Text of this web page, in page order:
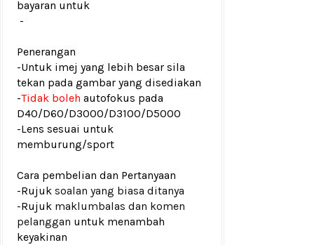
bayaran untuk
-
Penerangan
-Untuk imej yang lebih besar sila
tekan pada gambar yang disediakan
-Tidak boleh autofokus pada
D40/D60/D3000/D3100/D5000
-Lens sesuai untuk
memburung/sport
Cara pembelian dan Pertanyaan
-Rujuk soalan yang biasa ditanya
-Rujuk maklumbalas dan komen
pelanggan untuk menambah
keyakinan